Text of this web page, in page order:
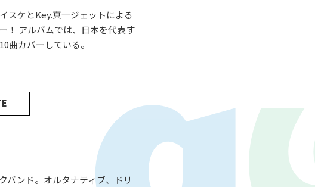
パワープレイ
G-Selection
TUNED! STAY TUNED!バックナンバー
スケとKey.真一ジェットによる
！ アルバムでは、日本を代表す
曲カバーしている。
バンド。オルタナティブ、ドリ